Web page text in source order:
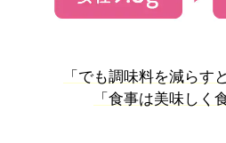
「でも調味料を減らす
「食事は美味しく